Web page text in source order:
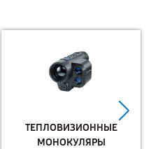
ТЕПЛОВИЗИОННЫЕ
МОНОКУЛЯРЫ